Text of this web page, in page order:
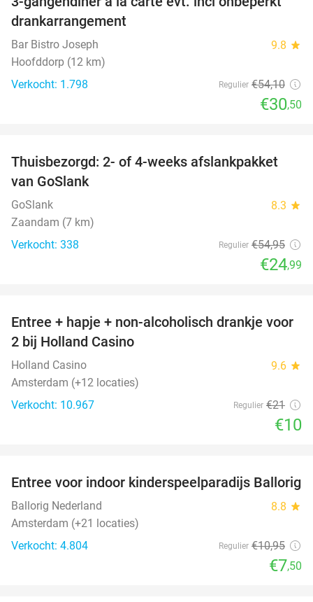
44%
drankarrangement
Bar Bistro Joseph 9.8 star
Hoofddorp (12 km)
Verkocht: 1.798
Regulier €54,10
€30,50
55%
Thuisbezorgd: 2- of 4-weeks afslankpakket
van GoSlank
GoSlank 8.3 star
Zaandam (7 km)
Verkocht: 338
Regulier €54,95
€24,99
52%
Entree + hapje + non-alcoholisch drankje voor
2 bij Holland Casino
Holland Casino 9.6 star
Amsterdam (+12 locaties)
Verkocht: 10.967
Regulier €21
€10
32%
Entree voor indoor kinderspeelparadijs Ballorig
Ballorig Nederland 8.8 star
Amsterdam (+21 locaties)
Verkocht: 4.804
Regulier €10,95
€7,50